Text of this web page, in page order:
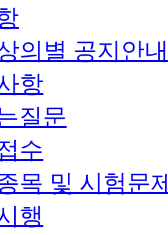
의별 공지안내
항
질문
수
목 및 시험문
행